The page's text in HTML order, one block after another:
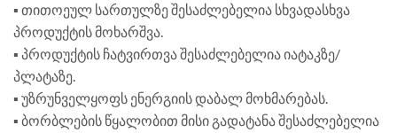
▪️ თითოეულ სართულზე შესაძლებელია სხვადასხვა
პროდუქტის მოხარშვა.
▪️ პროდუქტის ჩატვირთვა შესაძლებელია იატაკზე/
პლატაზე.
▪️ უზრუნველყოფს ენერგიის დაბალ მოხმარებას.
▪️ ბორბლების წყალობით მისი გადატანა შესაძლებელია